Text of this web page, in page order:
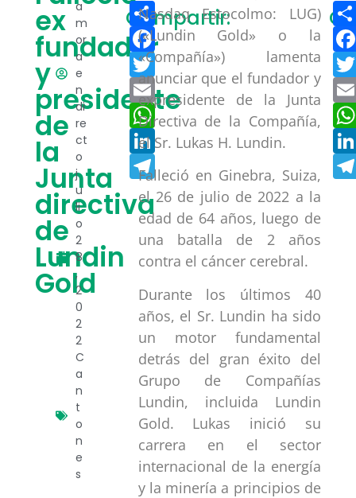
ex
fundador
y
presidente
de
la
Junta
directiva
de
Lundin
Gold
a
m
or
a
e
n
di
re
ct
o
j
u
li
o
2
8
,
2
0
2
2
C
a
n
t
o
n
e
s
Compartir:
Compartir
Facebook
Twitter
Email
WhatsApp
LinkedIn
Telegram
Nasdaq Estocolmo: LUG)
(«Lundin Gold» o la
«Compañía») lamenta
anunciar que el fundador y
expresidente de la Junta
Directiva de la Compañía,
el Sr. Lukas H. Lundin.
Falleció en Ginebra, Suiza,
el 26 de julio de 2022 a la
edad de 64 años, luego de
una batalla de 2 años
contra el cáncer cerebral.
Durante los últimos 40
años, el Sr. Lundin ha sido
un motor fundamental
detrás del gran éxito del
Grupo de Compañías
Lundin, incluida Lundin
Gold. Lukas inició su
carrera en el sector
internacional de la energía
y la minería a principios de